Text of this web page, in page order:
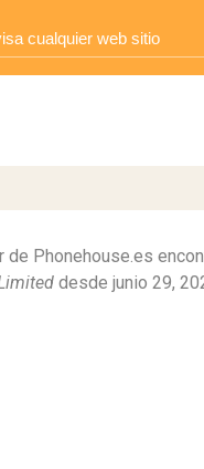
Phonehouse.es
desde junio 29,